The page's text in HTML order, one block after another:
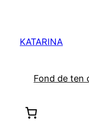
KATARINA
Fond de ten